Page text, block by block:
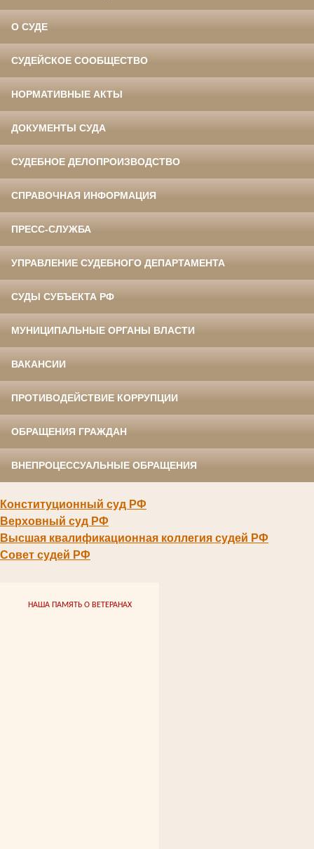
О СУДЕ
СУДЕЙСКОЕ СООБЩЕСТВО
НОРМАТИВНЫЕ АКТЫ
ДОКУМЕНТЫ СУДА
СУДЕБНОЕ ДЕЛОПРОИЗВОДСТВО
СПРАВОЧНАЯ ИНФОРМАЦИЯ
ПРЕСС-СЛУЖБА
УПРАВЛЕНИЕ СУДЕБНОГО ДЕПАРТАМЕНТА
СУДЫ СУБЪЕКТА РФ
МУНИЦИПАЛЬНЫЕ ОРГАНЫ ВЛАСТИ
ВАКАНСИИ
ПРОТИВОДЕЙСТВИЕ КОРРУПЦИИ
ОБРАЩЕНИЯ ГРАЖДАН
ВНЕПРОЦЕССУАЛЬНЫЕ ОБРАЩЕНИЯ
Конституционный суд РФ
Верховный суд РФ
Высшая квалификационная коллегия судей РФ
Совет судей РФ
НАША ПАМЯТЬ О ВЕТЕРАНАХ